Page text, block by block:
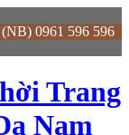
0961 596 596